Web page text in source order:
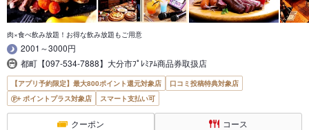
肉×食べ飲み放題！お得な飲み放題もご用意
2001～3000円
都町【097-534-7888】大分市ﾌﾟﾚﾐｱﾑ商品券取扱店
【アプリ予約限定】最大800ポイント還元対象店
口コミ投稿特典対象店
ポイントプラス対象店
スマート支払い可
クーポン コース